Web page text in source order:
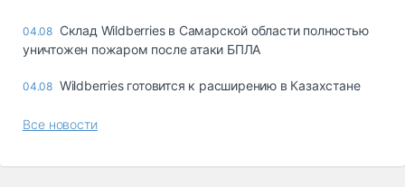
04.08 Склад Wildberries в Самарской области полностью
уничтожен пожаром после атаки БПЛА
04.08 Wildberries готовится к расширению в Казахстане
Все новости